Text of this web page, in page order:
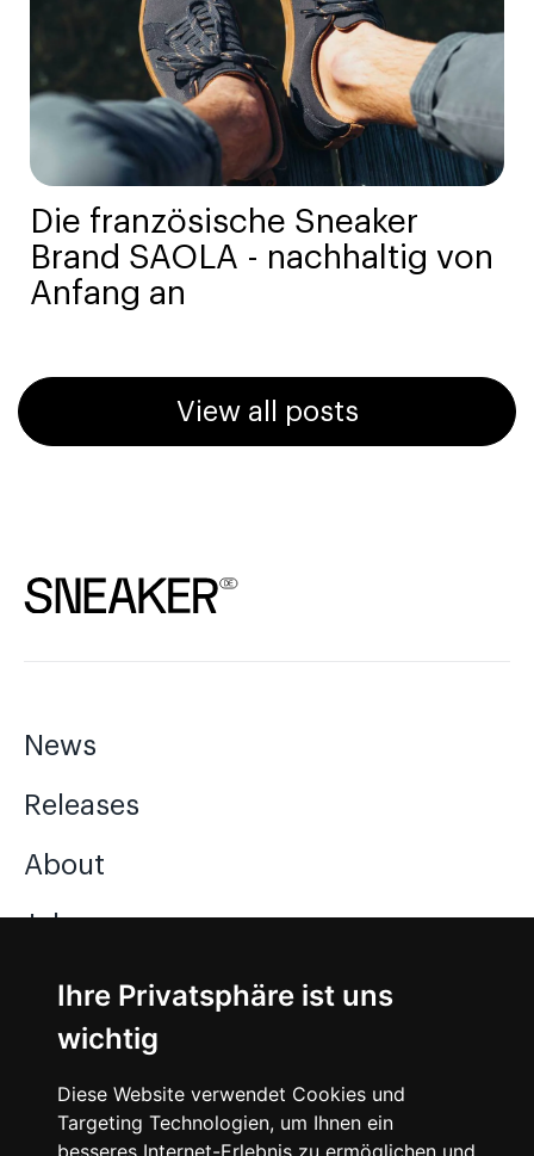
Ihre Privatsphäre ist uns
wichtig
Diese Website verwendet Cookies und
Targeting Technologien, um Ihnen ein
besseres Internet-Erlebnis zu ermöglichen und
Die französische Sneaker
Brand SAOLA - nachhaltig von
Anfang an
View all posts
News
Releases
About
Jobs
Instagram
Facebook
Vimeo